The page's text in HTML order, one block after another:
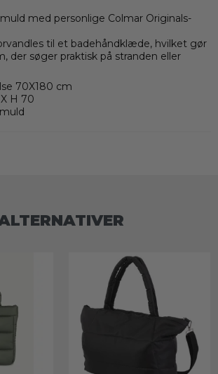
med personlige Colmar Originals-
til et badehåndklæde, hvilket gør
der søger praktisk på stranden eller
70X180 cm
H 70